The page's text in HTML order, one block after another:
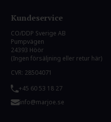
Kundeservice
CO/DDP Sverige AB
Pumpvägen
24393 Höör
(Ingen försäljning eller retur här)
CVR: 28504071
+45 60 53 18 27
info@marjoe.se